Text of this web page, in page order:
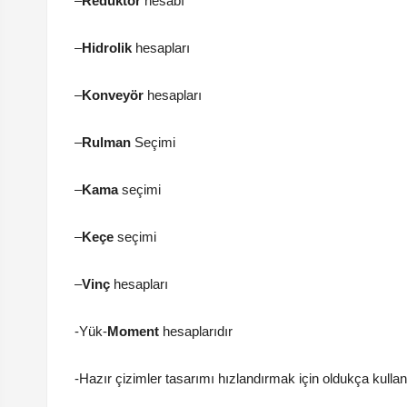
–Hidrolik hesapları
–Konveyör hesapları
–Rulman Seçimi
–Kamaseçimi
–Keçe seçimi
–Vinç hesapları
-Yük-Moment hesaplarıdır
-Hazır çizimler tasarımı hızlandırmak için oldukça